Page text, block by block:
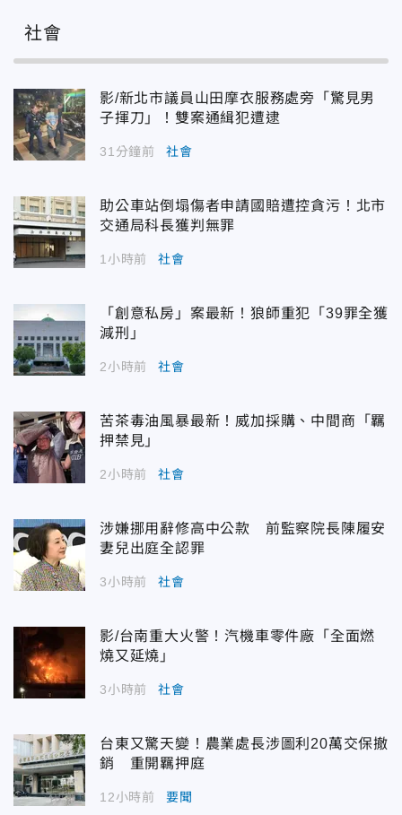
社會
影/新北市議員山田摩衣服務處旁「驚見男
子揮刀」！雙案通緝犯遭逮
31分鐘前 社會
助公車站倒塌傷者申請國賠遭控貪污！北市
交通局科長獲判無罪
1小時前 社會
「創意私房」案最新！狼師重犯「39罪全獲
減刑」
2小時前 社會
苦茶毒油風暴最新！威加採購、中間商「羈
押禁見」
2小時前 社會
涉嫌挪用辭修高中公款 前監察院長陳履安
妻兒出庭全認罪
3小時前 社會
影/台南重大火警！汽機車零件廠「全面燃
燒又延燒」
3小時前 社會
台東又驚天變！農業處長涉圖利20萬交保撤
銷 重開羈押庭
12小時前 要聞